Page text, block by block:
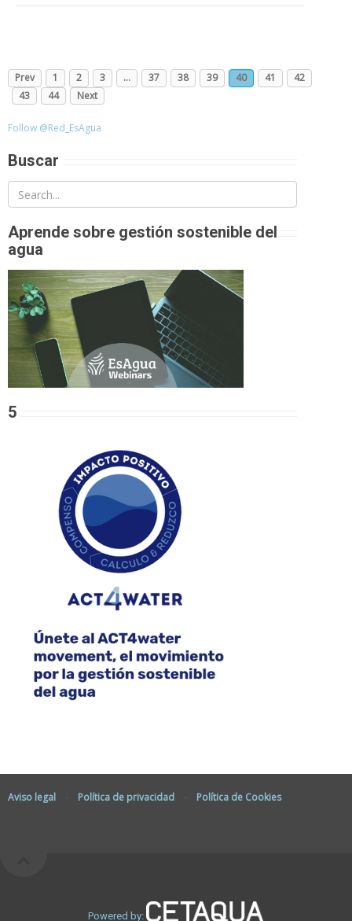
Prev 1 2 3 … 37 38 39 40 41
42
43
44 Next
Follow @Red_EsAgua
Buscar
Aprende sobre gestión sostenible del
agua
5
Aviso legal Política de privacidad Política de Cookies
Powered by: